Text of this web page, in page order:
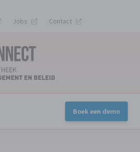
Jobs Contact
Boek een demo